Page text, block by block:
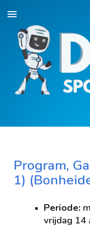
Skip to main content
Program,
1) (
Periode:
vrijdag 14